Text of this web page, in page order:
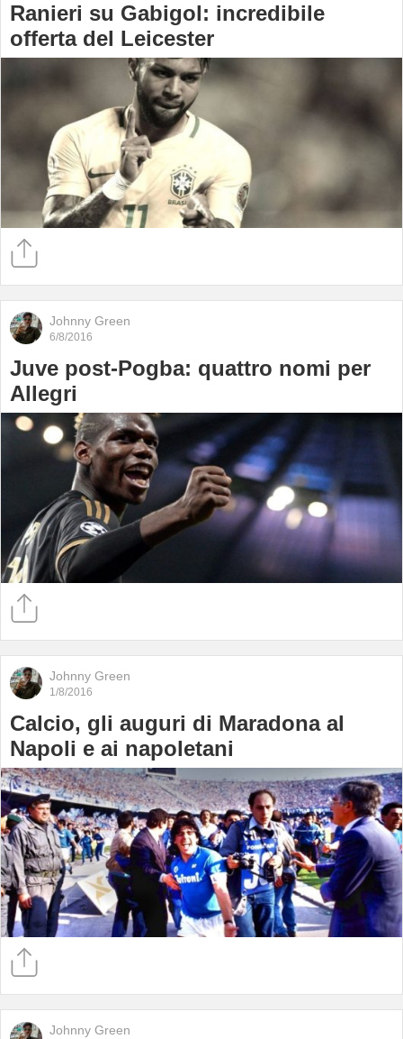
Ranieri su Gabigol: incredibile
offerta del Leicester
Johnny Green
6/8/2016
Juve post-Pogba: quattro nomi per
Allegri
Johnny Green
1/8/2016
Calcio, gli auguri di Maradona al
Napoli e ai napoletani
Johnny Green